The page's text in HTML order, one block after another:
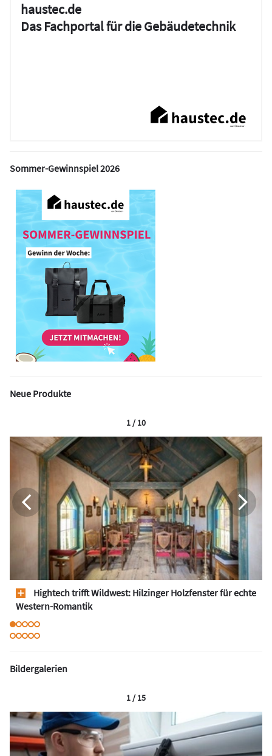
haustec.de
Das Fachportal für die Gebäudetechnik
Sommer-Gewinnspiel 2026
Neue Produkte
Hightech trifft Wildwest: Hilzinger Holzfenster für echte
Western-Romantik
1 / 10
Bildergalerien
1 / 15